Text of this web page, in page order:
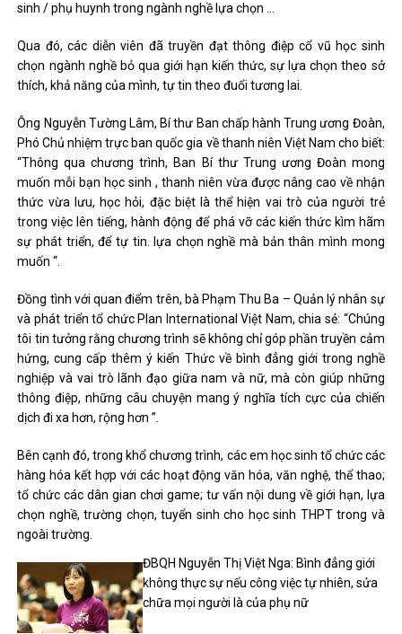
sinh / phụ huynh trong ngành nghề lựa chọn …
Qua đó, các diễn viên đã truyền đạt thông điệp cổ vũ học sinh
chọn ngành nghề bỏ qua giới hạn kiến ​​thức, sự lựa chọn theo sở
thích, khả năng của mình, tự tin theo đuổi tương lai.
Ông Nguyễn Tường Lâm, Bí thư Ban chấp hành Trung ương Đoàn,
Phó Chủ nhiệm trực ban quốc gia về thanh niên Việt Nam cho biết:
“Thông qua chương trình, Ban Bí thư Trung ương Đoàn mong
muốn mỗi bạn học sinh , thanh niên vừa được nâng cao về nhận
thức vừa lưu, học hỏi, đặc biệt là thể hiện vai trò của người trẻ
trong việc lên tiếng, hành động để phá vỡ các kiến ​​thức kìm hãm
sự phát triển, để tự tin. lựa chọn nghề mà bản thân mình mong
muốn “.
Đồng tình với quan điểm trên, bà Phạm Thu Ba – Quản lý nhân sự
và phát triển tổ chức Plan International Việt Nam, chia sẻ: “Chúng
tôi tin tưởng rằng chương trình sẽ không chỉ góp phần truyền cảm
hứng, cung cấp thêm ý kiến Thức về bình đẳng giới trong nghề
nghiệp và vai trò lãnh đạo giữa nam và nữ, mà còn giúp những
thông điệp, những câu chuyện mang ý nghĩa tích cực của chiến
dịch đi xa hơn, rộng hơn ”.
Bên cạnh đó, trong khổ chương trình, các em học sinh tổ chức các
hàng hóa kết hợp với các hoạt động văn hóa, văn nghệ, thể thao;
tổ chức các dân gian chơi game; tư vấn nội dung về giới hạn, lựa
chọn nghề, trường chọn, tuyển sinh cho học sinh THPT trong và
ngoài trường.
ĐBQH Nguyễn Thị Việt Nga: Bình đẳng giới
không thực sự nếu công việc tự nhiên, sửa
chữa mọi người là của phụ nữ